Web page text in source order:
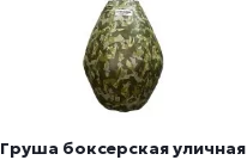
Груша боксерская уличная